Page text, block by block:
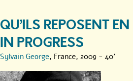
QU’ILS REPOSENT
IN PROGRESS
Sylvain George, France, 2009 - 40'